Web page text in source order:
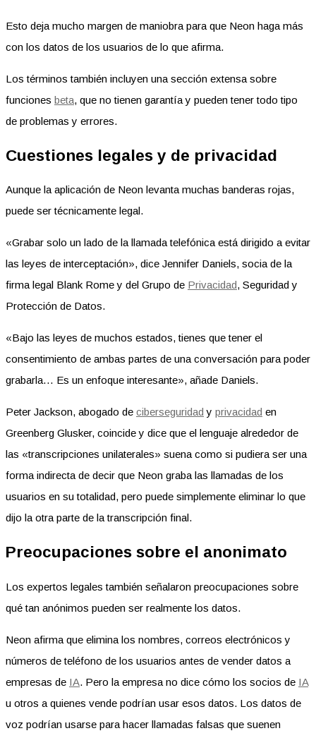
Esto deja mucho margen de maniobra para que Neon haga más
con los datos de los usuarios de lo que afirma.
Los términos también incluyen una sección extensa sobre
funciones beta, que no tienen garantía y pueden tener todo tipo
de problemas y errores.
Cuestiones legales y de privacidad
Aunque la aplicación de Neon levanta muchas banderas rojas,
puede ser técnicamente legal.
«Grabar solo un lado de la llamada telefónica está dirigido a evitar
las leyes de interceptación», dice Jennifer Daniels, socia de la
firma legal Blank Rome y del Grupo de Privacidad, Seguridad y
Protección de Datos.
«Bajo las leyes de muchos estados, tienes que tener el
consentimiento de ambas partes de una conversación para poder
grabarla… Es un enfoque interesante», añade Daniels.
Peter Jackson, abogado de ciberseguridad y privacidad en
Greenberg Glusker, coincide y dice que el lenguaje alrededor de
las «transcripciones unilaterales» suena como si pudiera ser una
forma indirecta de decir que Neon graba las llamadas de los
usuarios en su totalidad, pero puede simplemente eliminar lo que
dijo la otra parte de la transcripción final.
Preocupaciones sobre el anonimato
Los expertos legales también señalaron preocupaciones sobre
qué tan anónimos pueden ser realmente los datos.
Neon afirma que elimina los nombres, correos electrónicos y
números de teléfono de los usuarios antes de vender datos a
empresas de IA. Pero la empresa no dice cómo los socios de IA
u otros a quienes vende podrían usar esos datos. Los datos de
voz podrían usarse para hacer llamadas falsas que suenen